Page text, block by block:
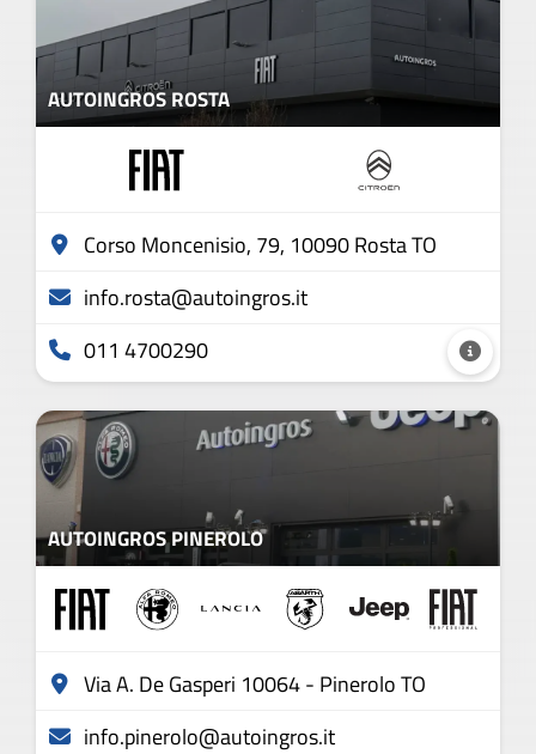
AUTOINGROS ROSTA
Corso Moncenisio, 79, 10090 Rosta TO
info.rosta@autoingros.it
011 4700290
AUTOINGROS PINEROLO
Via A. De Gasperi 10064 - Pinerolo TO
info.pinerolo@autoingros.it